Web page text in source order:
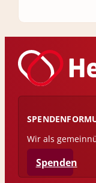
Wir als
Spenden